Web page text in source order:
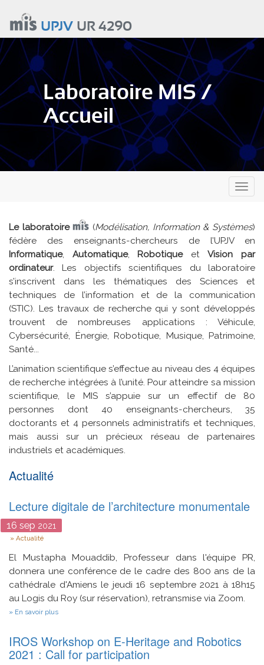
contenu
principal
UPJVUR 4290
Laboratoire MIS /
Accueil
Le laboratoire (Modélisation, Information & Systèmes)
fédère des enseignants-chercheurs de l’UPJV en
Informatique, Automatique, RobotiqueetVision par
ordinateur. Les objectifs scientifiques du laboratoire
s’inscrivent dans les thématiques des Sciences et
techniques de l’information et de la communication
(STIC). Les travaux de recherche qui y sont développés
trouvent de nombreuses applications : Véhicule,
Cybersécurité, Énergie, Robotique, Musique, Patrimoine,
Santé...
L’animation scientifique s’effectue au niveau des 4 équipes
de recherche intégrées à l’unité. Pour atteindre sa mission
scientifique, le MIS s’appuie sur un effectif de 80
personnes dont 40 enseignants-chercheurs, 35
doctorants et 4 personnels administratifs et techniques,
mais aussi sur un précieux réseau de partenaires
industriels et académiques.
Actualité
Lecture digitale de l’architecture monumentale
16 sep 2021
Type
Actualité
El Mustapha Mouaddib, Professeur dans l'équipe PR,
donnera une conférence de le cadre des 800 ans de la
cathédrale d'Amiens le jeudi 16 septembre 2021 à 18h15
au Logis du Roy (sur réservation), retransmise via Zoom.
En savoir plus
de
l’architecture
monumentale
IROS Workshop on E-Heritage and Robotics
2021 : Call for participation